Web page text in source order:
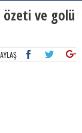
özeti ve golü